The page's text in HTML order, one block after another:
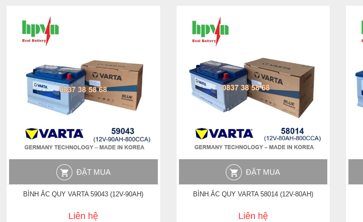
ĐẶT MUA
BÌNH ẮC QUY VARTA 59043 (12V-90AH)
Liên hệ
ĐẶT MUA
BÌNH ẮC QUY VARTA 58014 (12V-80AH)
Liên hệ